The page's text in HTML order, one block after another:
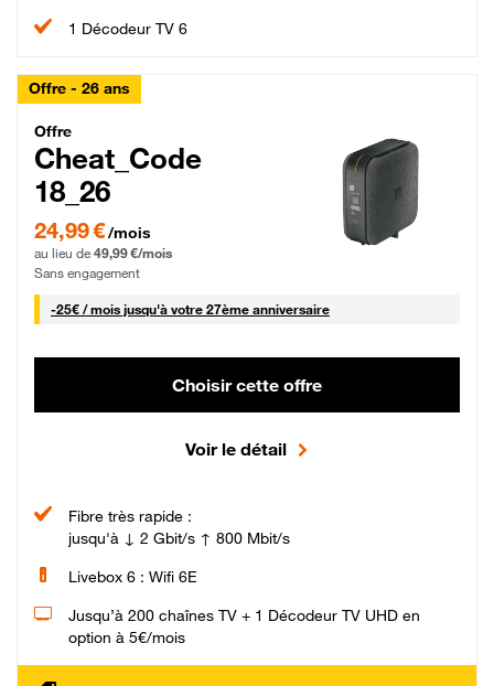
1 Décodeur TV 6
Offre - 26 ans
Cheat_Code Fibre_18_26
Offre
Cheat_Code
18_26
24,99 € par mois pendant 0 mois puis 49,99 € par mois, Sans engagement
24,99 €/mois
au lieu de 49,99 €/mois
Sans engagement
-25€ / mois25 € par mois
jusqu'à votre 27ème anniversaire
Choisir cette offre
Voir le détail
Fibre très rapide :
jusqu'à ↓ 2 Gbit/s ↑ 800 Mbit/s
Livebox 6 : Wifi 6E
Jusqu’à 200 chaînes TV + 1 Décodeur TV UHD en
option à 5€/mois